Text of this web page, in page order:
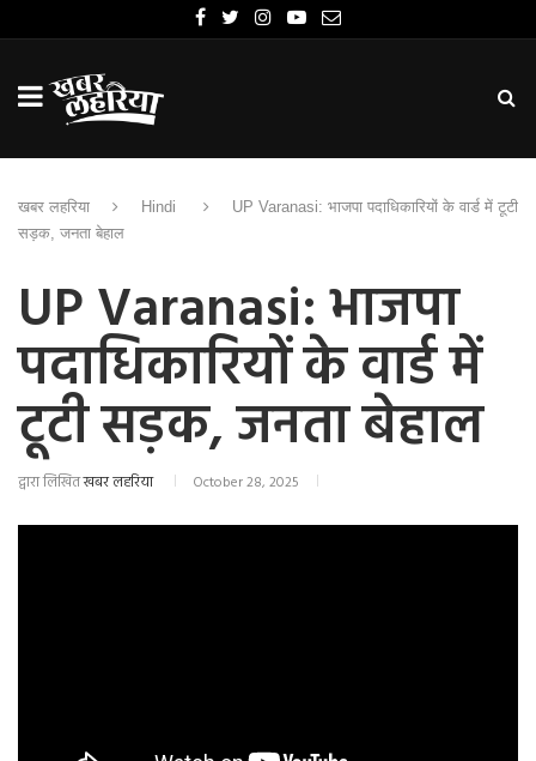
खबर लहरिया Hindi
UP Varanasi: भाजपा पदाधिकारियों के वार्ड में टूटी
सड़क, जनता बेहाल
UP Varanasi: भाजपा
पदाधिकारियों के वार्ड में
टूटी सड़क, जनता बेहाल
द्वारा लिखितखबर लहरिया October 28, 2025